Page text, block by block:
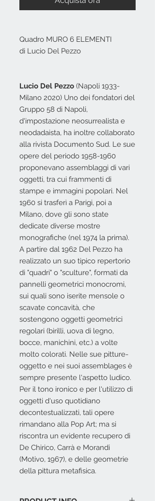
Quadro MURO 6 ELEMENTI
di Lucio Del Pezzo
Lucio Del Pezzo (Napoli 1933-
Milano 2020) Uno dei fondatori del
Gruppo 58 di Napoli,
d'impostazione neosurrealista e
neodadaista, ha inoltre collaborato
alla rivista Documento Sud. Le sue
opere del periodo 1958-1960
proponevano assemblaggi di vari
oggetti, tra cui frammenti di
stampe e immagini popolari. Nel
1960 si trasferì a Parigi, poi a
Milano, dove gli sono state
dedicate diverse mostre
monografiche (nel 1974 la prima).
A partire dal 1962 Del Pezzo ha
realizzato un suo tipico repertorio
di "quadri" o "sculture", formati da
pannelli geometrici monocromi,
sui quali sono iserite mensole o
scavate concavità, che
sostengono oggetti geometrici
regolari (birilli, uova di legno,
bocce, manichini, etc.) a volte
molto colorati. Nelle sue pitture-
oggetto e nei suoi assemblages è
sempre presente l'aspetto ludico.
Per il tono ironico e per l'utilizzo di
oggetti d'uso quotidiano
decontestualizzati, tali opere
rimandano alla Pop Art; ma si
riscontra un evidente recupero di
De Chirico, Carrà e Morandi
(Motivo, 1967), e delle geometrie
della pittura metafisica.